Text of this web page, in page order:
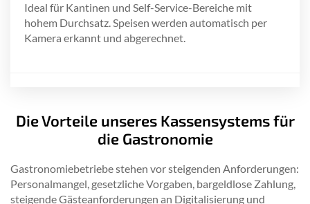
Ideal für Kantinen und Self-Service-Bereiche mit
hohem Durchsatz. Speisen werden automatisch per
Kamera erkannt und abgerechnet.
Die Vorteile unseres Kassensystems für
die Gastronomie
Gastronomiebetriebe stehen vor steigenden Anforderungen:
Personalmangel, gesetzliche Vorgaben, bargeldlose Zahlung,
steigende Gästeanforderungen an Digitalisierung und